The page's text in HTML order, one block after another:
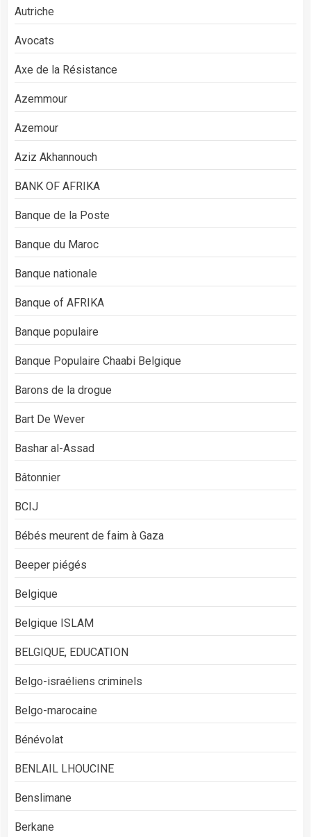
Autriche
Avocats
Axe de la Résistance
Azemmour
Azemour
Aziz Akhannouch
BANK OF AFRIKA
Banque de la Poste
Banque du Maroc
Banque nationale
Banque of AFRIKA
Banque populaire
Banque Populaire Chaabi Belgique
Barons de la drogue
Bart De Wever
Bashar al-Assad
Bâtonnier
BCIJ
Bébés meurent de faim à Gaza
Beeper piégés
Belgique
Belgique ISLAM
BELGIQUE, EDUCATION
Belgo-israéliens criminels
Belgo-marocaine
Bénévolat
BENLAIL LHOUCINE
Benslimane
Berkane